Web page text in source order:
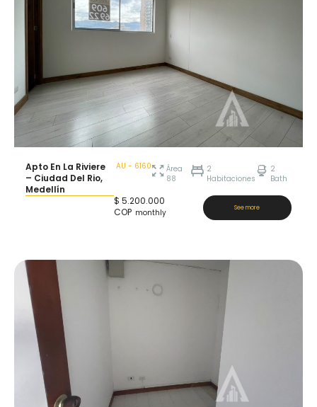
Apto En La Riviere
– Ciudad Del Rio,
Medellín
AU - 6160
Área
88
2
Habitaciones
2
Bath
$ 5.200.000
COP
See more